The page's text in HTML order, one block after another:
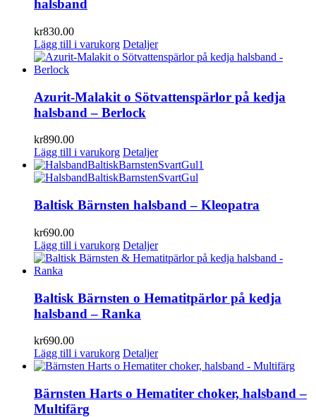
halsband
kr830.00
Lägg till i varukorg Detaljer
Azurit-Malakit o Sötvattenspärlor på kedja
halsband – Berlock
kr890.00
Lägg till i varukorg Detaljer
Baltisk Bärnsten halsband – Kleopatra
kr690.00
Lägg till i varukorg Detaljer
Baltisk Bärnsten o Hematitpärlor på kedja
halsband – Ranka
kr690.00
Lägg till i varukorg Detaljer
Bärnsten Harts o Hematiter choker, halsband –
Multifärg